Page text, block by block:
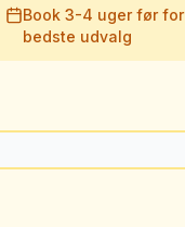
Book 3-4 uger før for
bedste udvalg